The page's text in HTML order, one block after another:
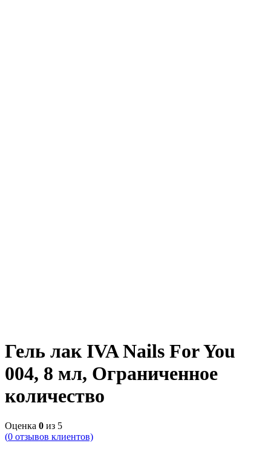
Гель лак IVA Nails For You
004, 8 мл, Ограниченное
количество
Оценка 0 из 5
(0 отзывов клиентов)